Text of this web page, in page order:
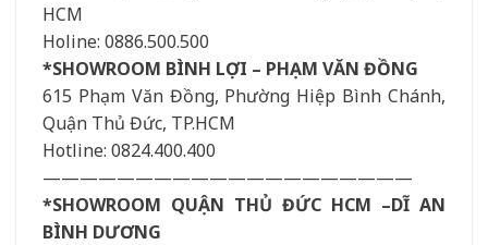
HCM
Holine: 0886.500.500
*SHOWROOM BÌNH LỢI – PHẠM VĂN ĐỒNG
615 Phạm Văn Đồng, Phường Hiệp Bình Chánh,
Quận Thủ Đức, TP.HCM
Hotline: 0824.400.400
————————————————————
*SHOWROOM QUẬN THỦ ĐỨC HCM –DĨ AN
BÌNH DƯƠNG